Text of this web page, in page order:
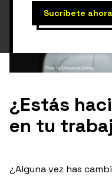
¿Estás
en tu
¿Alguna vez has